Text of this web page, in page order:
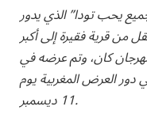
يحب تودا” الذي يدور
قرية فقيرة إلى أكبر
كان، وتم عرضه في
دور العرض المغربية يوم
11 ديسمبر.